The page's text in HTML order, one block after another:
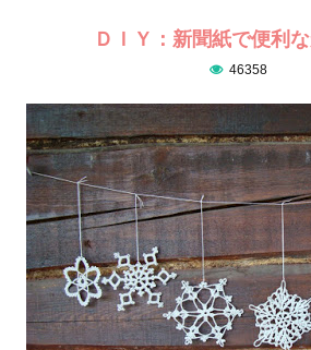
ＤＩＹ：新聞紙で便利
46358